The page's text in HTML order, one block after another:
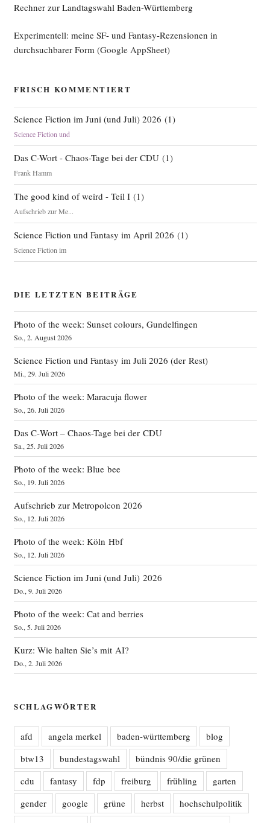
Rechner zur Landtagswahl Baden-Württemberg
Experimentell: meine SF- und Fantasy-Rezensionen in
durchsuchbarer Form(Google AppSheet)
FRISCH KOMMENTIERT
Science Fiction im Juni (und Juli) 2026 (1)
Science Fiction und
Das C-Wort - Chaos-Tage bei der CDU(1)
Frank Hamm
The good kind of weird - Teil I(1)
Aufschrieb zur Me...
Science Fiction und Fantasy im April 2026 (1)
Science Fiction im
DIE LETZTEN BEITRÄGE
Photo of the week: Sunset colours, Gundelfingen
So., 2. August 2026
Science Fiction und Fantasy im Juli 2026 (der Rest)
Mi., 29. Juli 2026
Photo of the week: Maracuja flower
So., 26. Juli 2026
Das C‑Wort – Chaos-Tage bei der CDU
Sa., 25. Juli 2026
Photo of the week: Blue bee
So., 19. Juli 2026
Aufschrieb zur Metropolcon 2026
So., 12. Juli 2026
Photo of the week: Köln Hbf
So., 12. Juli 2026
Science Fiction im Juni (und Juli) 2026
Do., 9. Juli 2026
Photo of the week: Cat and berries
So., 5. Juli 2026
Kurz: Wie halten Sie’s mit AI?
Do., 2. Juli 2026
SCHLAGWÖRTER
afd angela merkel baden-württemberg
blog
btw13
bundestagswahl
bündnis 90/die grünen
cdu
fantasy fdp freiburg frühling
garten
gender
google grüne herbst
hochschulpolitik